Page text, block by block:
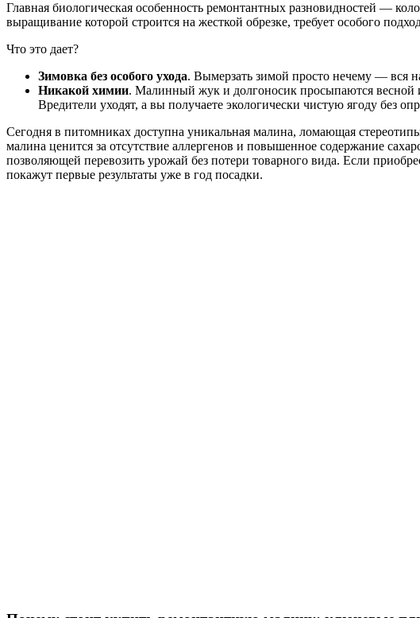
Главная биологическая особенность ремонтантных разновидностей —
выращивание которой строится на жесткой обрезке, требует особого
Что это дает?
Зимовка без особого ухода. Вымерзать зимой просто нечему — вся
Никакой химии. Малинный жук и долгоносик просыпаются весной
Вредители уходят, а вы получаете экологически чистую ягоду без
Сегодня в питомниках доступна уникальная малина, ломающая
малина ценится за отсутствие аллергенов и повышенное содержание
позволяющей перевозить урожай без потери товарного вида. Если
покажут первые результаты уже в год посадки.